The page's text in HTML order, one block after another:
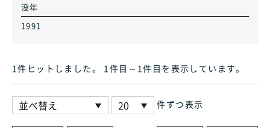
没年
1991
1件ヒット しました。 1件目～1件目 を表示しています。
件ずつ表示